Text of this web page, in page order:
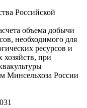
Российской
объема добычи
необходимого для
ресурсов и
хозяйств, при
Минсельхоза России